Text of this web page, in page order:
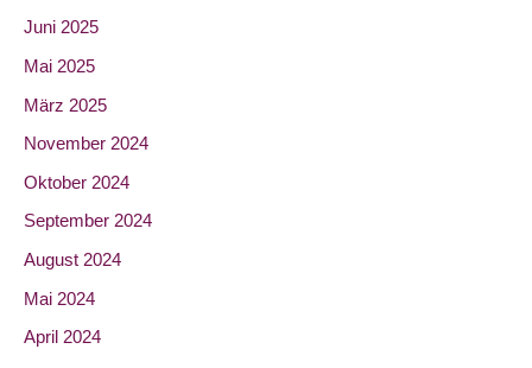
Juni 2025
Mai 2025
März 2025
November 2024
Oktober 2024
September 2024
August 2024
Mai 2024
April 2024